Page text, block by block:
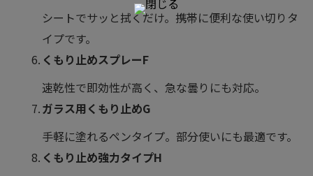
シートでサッと拭くだけ。携帯に便利な使い切りタ
イプです。
くもり止めスプレーF
速乾性で即効性が高く、急な曇りにも対応。
ガラス用くもり止めG
手軽に塗れるペンタイプ。部分使いにも最適です。
くもり止め強力タイプH